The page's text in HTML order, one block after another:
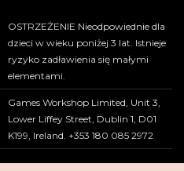
OSTRZEŻENIE Nieodpowiednie dla
dzieci w wieku poniżej 3 lat. Istnieje
ryzyko zadławienia się małymi
elementami.
Games Workshop Limited, Unit 3,
Lower Liffey Street, Dublin 1, D01
K199, Ireland. +353 180 085 2972